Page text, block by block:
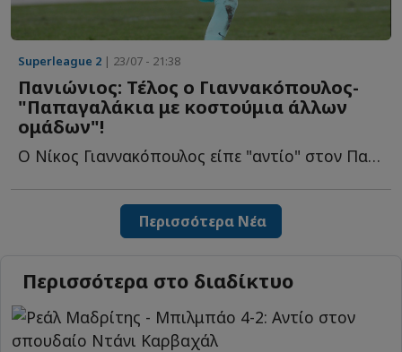
Superleague 2 | 23/07 - 21:38
Πανιώνιος: Τέλος ο Γιαννακόπουλος-
"Παπαγαλάκια με κοστούμια άλλων
ομάδων"!
Ο Νίκος Γιαννακόπουλος είπε "αντίο" στον Πανιώνιο, ωστόσο δ...
Περισσότερα Νέα
Περισσότερα στο διαδίκτυο